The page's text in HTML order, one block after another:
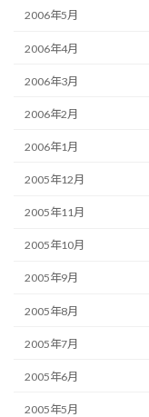
2006年5月
2006年4月
2006年3月
2006年2月
2006年1月
2005年12月
2005年11月
2005年10月
2005年9月
2005年8月
2005年7月
2005年6月
2005年5月